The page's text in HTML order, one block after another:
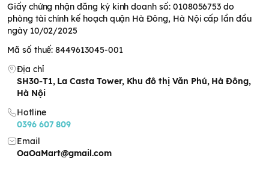
Giấy chứng nhận đăng ký kinh doanh số: 0108056753 do
phòng tài chính kế hoạch quận Hà Đông, Hà Nội cấp lần đầu
ngày 10/02/2025
Mã số thuế: 8449613045-001
Địa chỉ
SH30-T1, La Casta Tower, Khu đô thị Văn Phú, Hà Đông,
Hà Nội
Hotline
0396 607 809
Email
OaOaMart@gmail.com